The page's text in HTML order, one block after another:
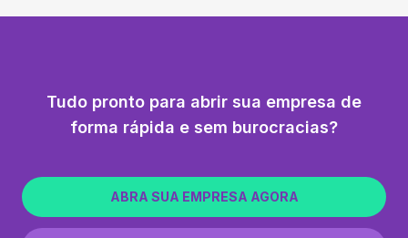
Tudo pronto para abrir sua empresa de
forma rápida e sem burocracias?
ABRA SUA EMPRESA AGORA